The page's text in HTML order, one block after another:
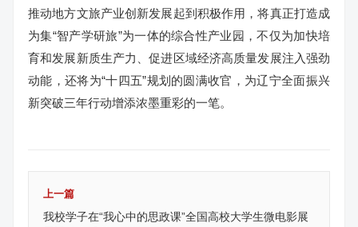
推动地方文旅产业创新发展起到积极作用，将真正打造成
为集“智产学研旅”为一体的综合性产业园，不仅为加快培
育和发展新质生产力、促进区域经济高质量发展注入强劲
动能，还将为“十四五”规划的圆满收官，为辽宁全面振兴
新突破三年行动增添浓墨重彩的一笔。
上一篇
我校学子在“我心中的思政课”全国高校大学生微电影展